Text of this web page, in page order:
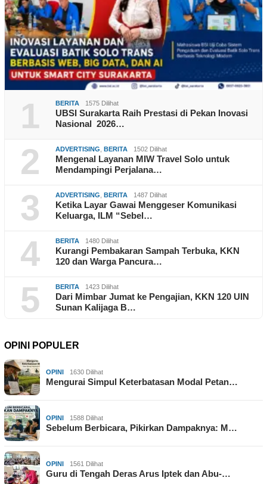
1 BERITA 1575 Dilihat
UBSI Surakarta Raih Prestasi di Pekan Inovasi
Nasional 2026…
2 ADVERTISING BERITA 1502 Dilihat
Mengenal Layanan MIW Travel Solo untuk
Mendampingi Perjalana…
3 ADVERTISING BERITA 1487 Dilihat
Ketika Layar Gawai Menggeser Komunikasi
Keluarga, ILM “Sebel…
4 BERITA 1480 Dilihat
Kurangi Pembakaran Sampah Terbuka, KKN
120 dan Warga Pancura…
5 BERITA 1423 Dilihat
Dari Mimbar Jumat ke Pengajian, KKN 120 UIN
Sunan Kalijaga B…
OPINI POPULER
OPINI 1630 Dilihat
Mengurai Simpul Keterbatasan Modal Petan…
OPINI 1588 Dilihat
Sebelum Berbicara, Pikirkan Dampaknya: M…
OPINI 1561 Dilihat
Guru di Tengah Deras Arus Iptek dan Abu-…